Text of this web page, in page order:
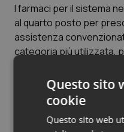
I farmaci per il sistema
al quarto posto per
assistenza
categoria più utilizzata,
altri antiepilettici
spesa convenzionata.
azione centrale, si
degli alcaloidi naturali
Questo sito
cookie
Questo sito web